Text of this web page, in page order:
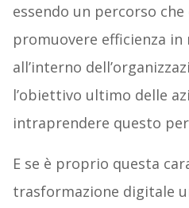
essendo un percorso
promuovere efficienza in
all’interno
l’obiettivo ultimo delle
intraprendere questo
E se è proprio questa
trasformazione digitale